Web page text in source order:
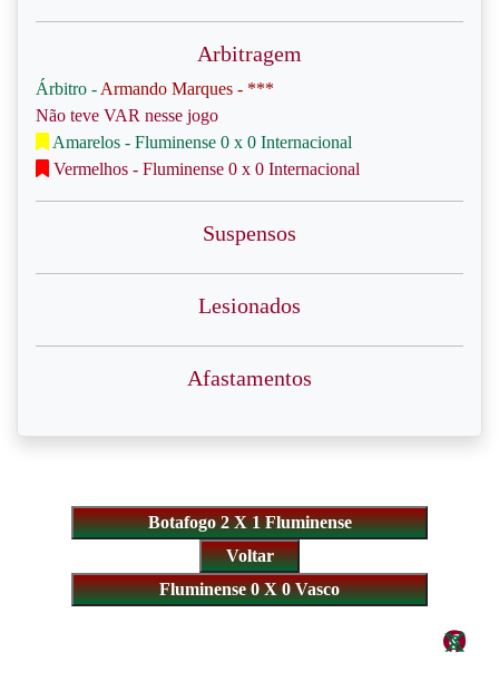
Arbitragem
Árbitro - Armando Marques - ***
Não teve VAR nesse jogo
Amarelos - Fluminense 0 x 0 Internacional
Vermelhos - Fluminense 0 x 0 Internacional
Suspensos
Lesionados
Afastamentos